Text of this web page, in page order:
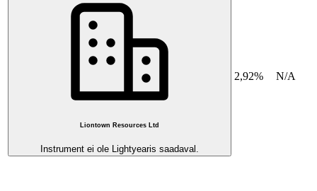
Liontown Resources Ltd
Instrument ei ole Lightyearis saadaval.
2,92% N/A